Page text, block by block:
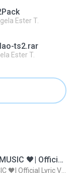
Ester T.
ts2.rar
Ester T.
ไม่มีใครรู้ตัวเรา– UNHEARD MUSIC 🖤| Official Lyric Video | เพลงสู้ชีวิต